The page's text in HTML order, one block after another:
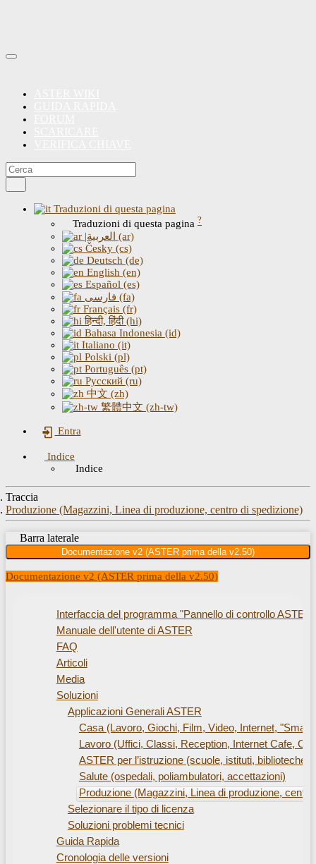
Traduzioni di questa pagina
Traduzioni di questa pagina ?
|العربية (ar)
Česky (cs)
Deutsch (de)
English (en)
Español (es)
فارسی (fa)
Français (fr)
हिन्दी, हिंदी (hi)
Bahasa Indonesia (id)
Italiano (it)
Polski (pl)
Português (pt)
Русский (ru)
中文 (zh)
繁體中文 (zh-tw)
Entra
Indice
Indice
Traccia
Produzione (Magazzini, Linea di produzione, centro di spedizione)
Barra laterale
Documentazione v2 (ASTER prima della v2.50)
Documentazione v2 (ASTER prima della v2.50)
Interfaccia del programma "Pannello di controllo ASTER"
Manuale dell'utente di ASTER
FAQ
Articoli
Media
Soluzioni
Applicazioni Generali ASTER
Casa (Lavoro, Giochi, Film, Video, Internet, "Smart
Lavoro (Uffici, Classi, Reception, Internet Cafe,
ASTER per l’istruzione (scuole, istituti, biblioteche)
Salute (ospedali, poliambulatori, accettazioni)
Produzione (Magazzini, Linea di produzione,
Selezionare il tipo di licenza
Soluzioni problemi tecnici
Guida Rapida
Cronologia delle versioni